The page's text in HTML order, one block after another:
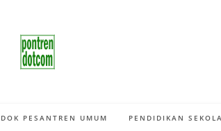
PESANTREN UMUM PENDIDIKAN